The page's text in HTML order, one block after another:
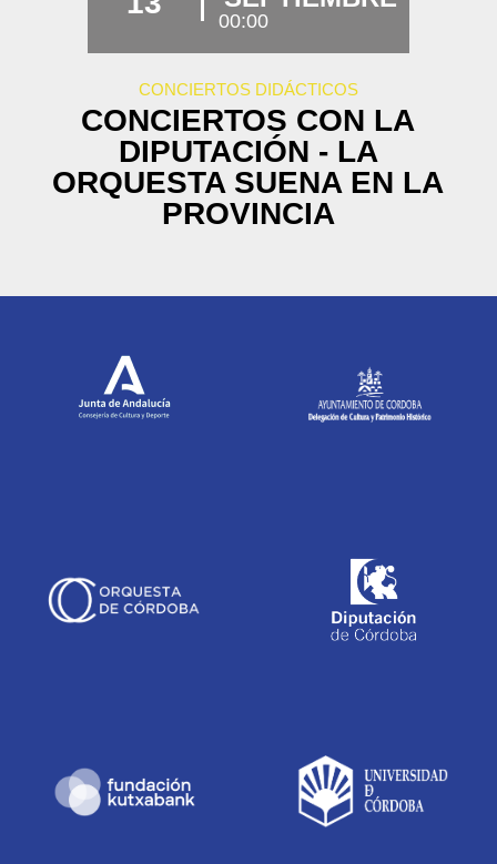
00:00
CONCIERTOS DIDÁCTICOS
CONCIERTOS CON LA
DIPUTACIÓN - LA
ORQUESTA SUENA EN LA
PROVINCIA